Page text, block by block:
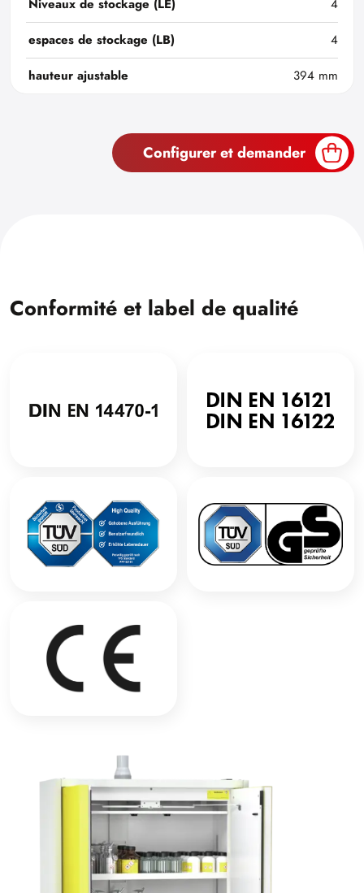
Niveaux de stockage (LE)
4
espaces de stockage (LB)
4
hauteur ajustable
394 mm
Configurer et demander
Conformité et label de qualité